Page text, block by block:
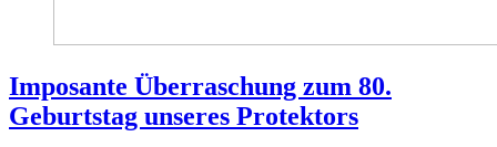
Imposante Überraschung zum 80.
Geburtstag unseres Protektors